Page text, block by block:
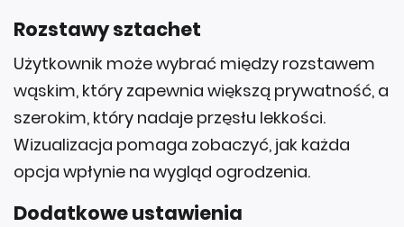
Rozstawy sztachet
Użytkownik może wybrać między rozstawem
wąskim, który zapewnia większą prywatność, a
szerokim, który nadaje przęsłu lekkości.
Wizualizacja pomaga zobaczyć, jak każda
opcja wpłynie na wygląd ogrodzenia.
Dodatkowe ustawienia